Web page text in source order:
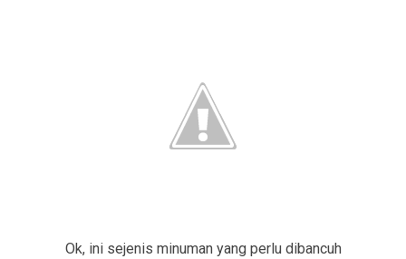
Ok, ini sejenis minuman yang perlu dibancuh